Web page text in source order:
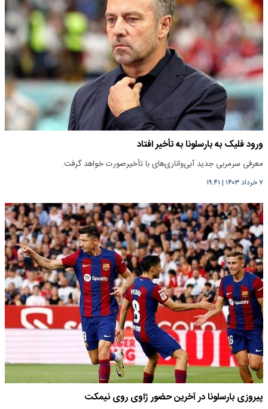
ورود فلیک به بارسلونا به تأخیر افتاد
معرفی سرمربی جدید آبی‌و‌اناری‌های با تأخیرصورت خواهد گرفت.
۷ خرداد ۱۴۰۳ | ۱۹:۴۱
پیروزی بارسلونا در آخرین حضور ژاوی روی نیمکت